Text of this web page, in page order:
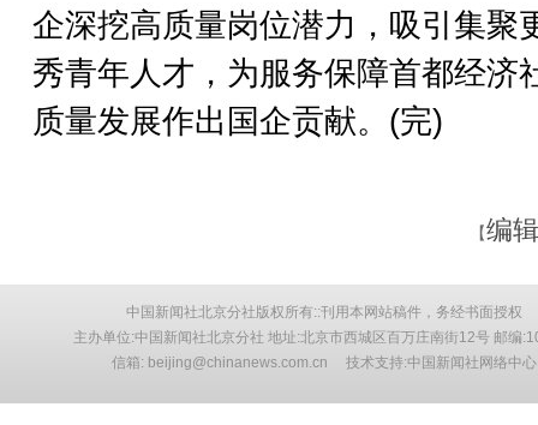
企深挖高质量岗位潜力，吸引集聚
秀青年人才，为服务保障首都经济
质量发展作出国企贡献。(完)
【编
中国新闻社北京分社版权所有::刊用本网站稿件，务经书面授权
主办单位:中国新闻社北京分社 地址:北京市西城区百万庄南街12号 邮编
信箱: beijing@chinanews.com.cn 技术支持:中国新闻社网络中心